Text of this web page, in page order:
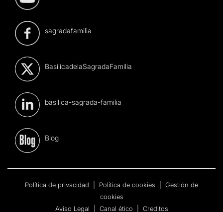
sagradafamilia
BasilicadelaSagradaFamilia
basilica-sagrada-familia
Blog
Política de privacidad Política de cookies
Gestión de
cookies
Aviso Legal
Canal ético Creditos